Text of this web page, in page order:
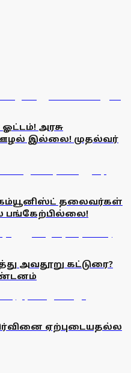
அரசு
இல்லை! முதல்வர்
கம்யூனிஸ்ட் தலைவர்கள்
பங்கேற்பில்லை!
அவதூறு கட்டுரை?
ஏற்புடையதல்ல